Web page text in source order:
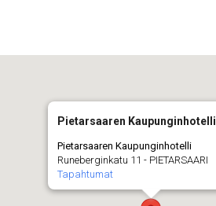
Pietarsaaren Kaupunginhotelli
Pietarsaaren Kaupunginhotelli
Runeberginkatu 11 - PIETARSAARI
Tapahtumat